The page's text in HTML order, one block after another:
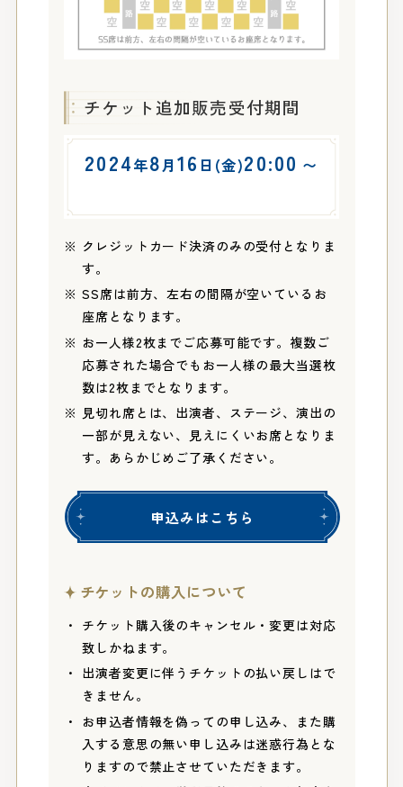
チケット追加販売受付期間
2024年8月 16 日(金)20:00 〜
クレジットカード決済のみの受付となりま
す。
SS席は前方、左右の間隔が空いているお
座席となります。
お一人様2枚までご応募可能です。複数ご
応募された場合でもお一人様の最大当選枚
数は2枚までとなります。
見切れ席とは、出演者、ステージ、演出の
一部が見えない、見えにくいお席となりま
す。あらかじめご了承ください。
申込みはこちら
チケットの購入について
チケット購入後のキャンセル・変更は対応
致しかねます。
出演者変更に伴うチケットの払い戻しはで
きません。
お申込者情報を偽っての申し込み、また購
入する意思の無い申し込みは迷惑行為とな
りますので禁止させていただきます。